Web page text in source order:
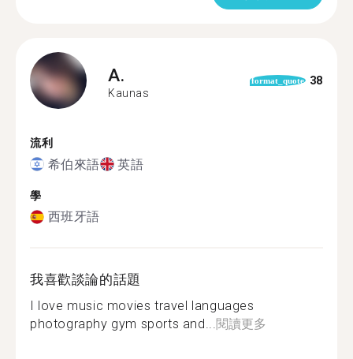
A.
Kaunas
format_quote 38
流利
希伯來語 英語
學
西班牙語
我喜歡談論的話題
I love music movies travel languages
photography gym sports and...閱讀更多